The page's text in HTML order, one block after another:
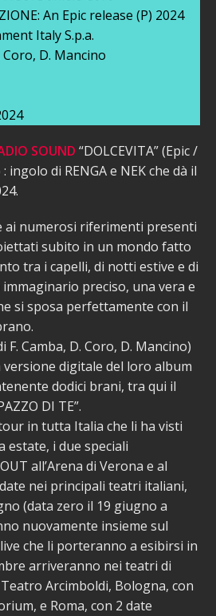
An Epic release (P) 2024
Italy S.p.a.
Coro, D. Mancino
SOUND “DOLCEVITA” (Epic /
ingolo di RENGA e NEK che dà il
ai numerosi riferimenti presenti
subito in un mondo fatto
tra i capelli, di notti estive e di
immaginario preciso, una vera e
si sposa perfettamente con il
F. Camba, D. Coro, D. Mancino)
digitale del loro album
dodici brani, tra qui il
DI TE”.
in tutta Italia che li ha visti
estate, i due speciali
all’Arena di Verona e al
nei principali teatri italiani,
(data zero il 19 giugno a
nuovamente insieme sul
che li porteranno a esibirsi in
arriveranno nei teatri di
Arcimboldi, Bologna, con
e Roma, con 2 date